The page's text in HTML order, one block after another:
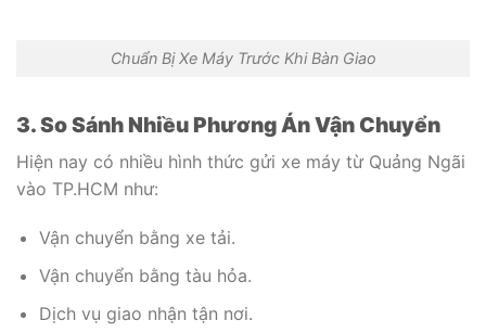
Chuẩn Bị Xe Máy Trước Khi Bàn Giao
3. So Sánh Nhiều Phương Án Vận Chuyển
Hiện nay có nhiều hình thức gửi xe máy từ Quảng Ngãi
vào TP.HCM như:
Vận chuyển bằng xe tải.
Vận chuyển bằng tàu hỏa.
Dịch vụ giao nhận tận nơi.